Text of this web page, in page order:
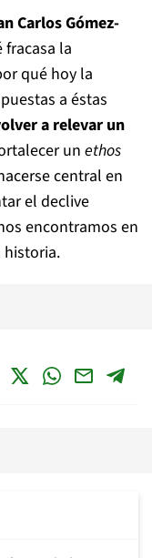
Carlos Gómez-
fracasa la
qué hoy la
a éstas
a relevar un
unethos
central en
el declive
encontramos en
historia.